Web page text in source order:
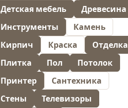
Детская мебель
Древесина
Инструменты
Камень
Кирпич
Краска
Отделка
Плитка
Пол
Потолок
Принтер
Сантехника
Стены
Телевизоры